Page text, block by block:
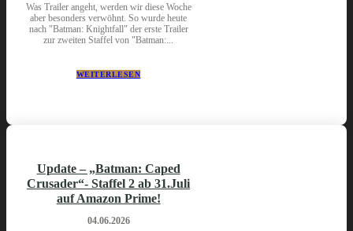
Was Trailer angeht, werden wir diese Woche
aber besonders verwöhnt. So wurde heute
nach "Batman: Knightfall" der erste Trailer
zur zweiten Staffel von "Batman:...
WEITERLESEN
Update – „Batman: Caped
Crusader“- Staffel 2 ab 31.Juli
auf Amazon Prime!
04.06.2026